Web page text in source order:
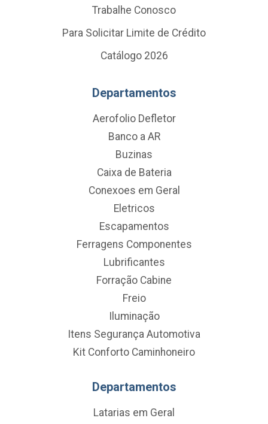
Trabalhe Conosco
Para Solicitar Limite de Crédito
Catálogo 2026
Departamentos
Aerofolio Defletor
Banco a AR
Buzinas
Caixa de Bateria
Conexoes em Geral
Eletricos
Escapamentos
Ferragens Componentes
Lubrificantes
Forração Cabine
Freio
Iluminação
Itens Segurança Automotiva
Kit Conforto Caminhoneiro
Departamentos
Latarias em Geral